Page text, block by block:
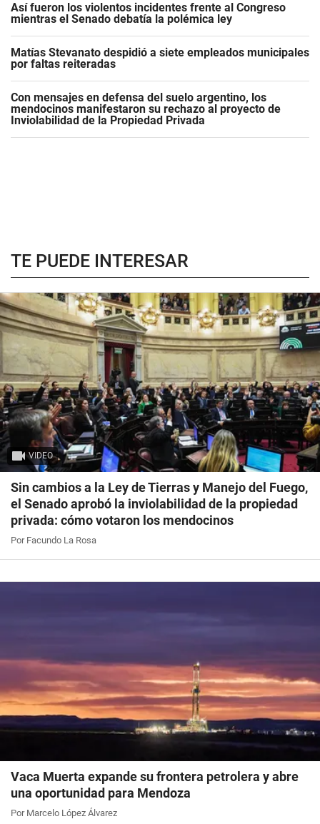
Así fueron los violentos incidentes frente al Congreso
mientras el Senado debatía la polémica ley
Matías Stevanato despidió a siete empleados municipales
por faltas reiteradas
Con mensajes en defensa del suelo argentino, los
mendocinos manifestaron su rechazo al proyecto de
Inviolabilidad de la Propiedad Privada
TE PUEDE INTERESAR
VIDEO
Sin cambios a la Ley de Tierras y Manejo del Fuego,
el Senado aprobó la inviolabilidad de la propiedad
privada: cómo votaron los mendocinos
Por Facundo La Rosa
Vaca Muerta expande su frontera petrolera y abre
una oportunidad para Mendoza
Por Marcelo López Álvarez